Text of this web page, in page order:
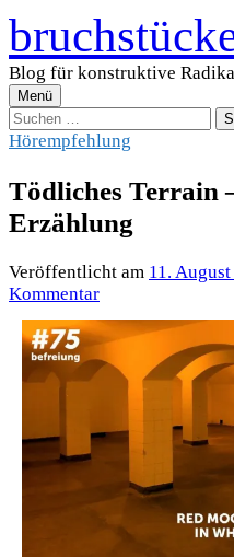
Zum
Inhalt
überspringen
Blog für konstruktive
Menü
Suchen
nach:
Hörempfehlung
Tödliches Terrain
Erzählung
Veröffentlicht am 11.
Kommentar